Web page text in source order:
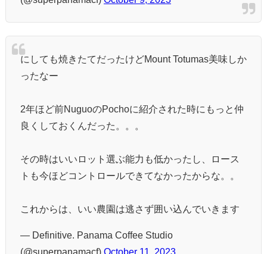
にしても焼きたてだったけどMount Totumas美味しか
ったなー
2年ほど前NuguoのPochoに紹介された時にもっと仲
良くしておくんだった。。。
その時はいいロット選ぶ能力も低かったし、ロース
トも今ほどコントロールできてなかったからな。。
これからは、いい農園は逃さず囲い込んでいきます
— Definitive. Panama Coffee Studio
(@superpanamacf) October 11, 2023